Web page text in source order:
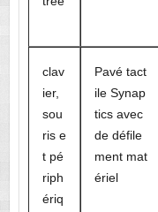
clav
ier,
sou
ris e
t pé
riph
ériq
Pavé tact
ile Synap
tics avec
de défile
ment mat
ériel